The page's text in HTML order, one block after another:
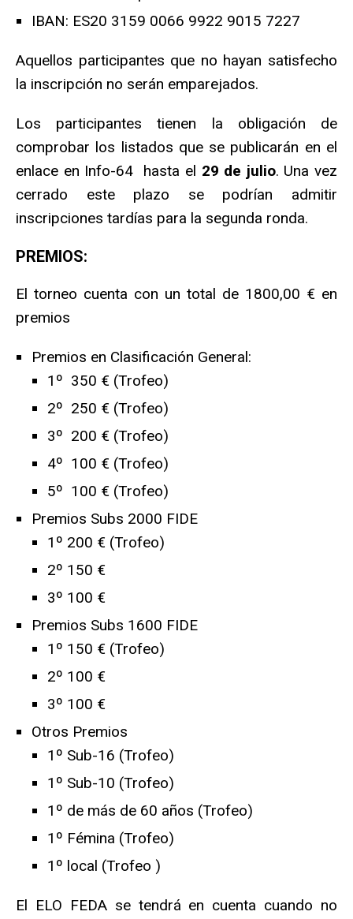
IBAN: ES20 3159 0066 9922 9015 7227
Aquellos participantes que no hayan satisfecho
la inscripción no serán emparejados.
Los participantes tienen la obligación de
comprobar los listados que se publicarán en el
enlace en Info-64 hasta el 29 de julio. Una vez
cerrado este plazo se podrían admitir
inscripciones tardías para la segunda ronda.
PREMIOS:
El torneo cuenta con un total de 1800,00 € en
premios
Premios en Clasificación General:
1º 350 € (Trofeo)
2º 250 € (Trofeo)
3º 200 € (Trofeo)
4º 100 € (Trofeo)
5º 100 € (Trofeo)
Premios Subs 2000 FIDE
1º 200 € (Trofeo)
2º 150 €
3º 100 €
Premios Subs 1600 FIDE
1º 150 € (Trofeo)
2º 100 €
3º 100 €
Otros Premios
1º Sub-16 (Trofeo)
1º Sub-10 (Trofeo)
1º de más de 60 años (Trofeo)
1º Fémina (Trofeo)
1º local (Trofeo )
El ELO FEDA se tendrá en cuenta cuando no